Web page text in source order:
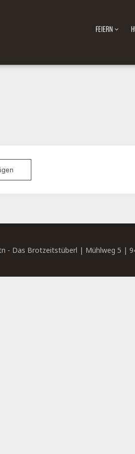
FEIERN
- Das Brotzeitstüberl | Mühlweg 5 |